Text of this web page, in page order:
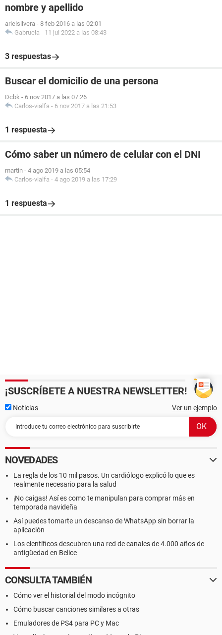
nombre y apellido
arielsilvera - 8 feb 2016 a las 02:01
Gabruela - 11 jul 2022 a las 08:43
3 respuestas
Buscar el domicilio de una persona
Dcbk - 6 nov 2017 a las 07:26
Carlos-vialfa - 6 nov 2017 a las 21:53
1 respuesta
Cómo saber un número de celular con el DNI
martin - 4 ago 2019 a las 05:54
Carlos-vialfa - 4 ago 2019 a las 17:29
1 respuesta
¡SUSCRÍBETE A NUESTRA NEWSLETTER!
Noticias Ver un ejemplo
NOVEDADES
La regla de los 10 mil pasos. Un cardiólogo explicó lo que es
realmente necesario para la salud
¡No caigas! Así es como te manipulan para comprar más en
temporada navideña
Así puedes tomarte un descanso de WhatsApp sin borrar la
aplicación
Los científicos descubren una red de canales de 4.000 años de
antigüedad en Belice
CONSULTA TAMBIÉN
Cómo ver el historial del modo incógnito
Cómo buscar canciones similares a otras
Emuladores de PS4 para PC y Mac